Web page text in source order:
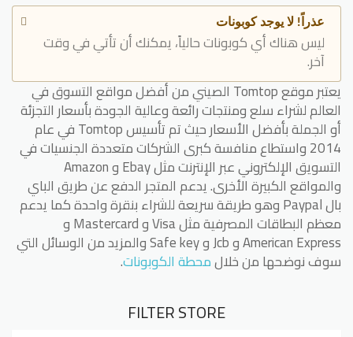
الكوبونات.
يتضمن TomTop الهواتف المحمولة والأجهزة اللوحية
وملحقات الهواتف
يشمل TomTop كل شيء عن أجهزة الكمبيوتر وملحقاتها
وملحقات الشبكات
يشمل TomTop سيارات RC وطائرة هليكوبتر RC وألعاب RC
وجميع فئات RC
يشمل الكاميرات العادية وكاميرات الفيديو وملحقاتها
التي تهم أي مصور
يشمل بطاريات الإنارة والكشافات وكل ما يتعلق بالإضاءة
يشمل TomTop كل شيء عن المنزل والديكور المنزلي
في TomTop ستجد ازياء رجالية ونسائية
ستجد كل ما يتعلق بالعناية بالبشرة والحفاظ على صحتها
TomTop لديه كل ما تحتاجه للتدريب والتمرين
ستجد جميع أجهزة الصوت والفيديو الخاصة بك على
عذراً! لا يوجد كوبونات
ليس هناك أي كوبونات حالياً، يمكنك أن تأتي في وقت
آخر.
يعتبر موقع Tomtop الصيني من أفضل مواقع التسوق في
العالم لشراء سلع ومنتجات رائعة وعالية الجودة بأسعار التجزئة
أو الجملة بأفضل الأسعار حيث تم تأسيس Tomtop في عام
2014 واستطاع منافسة كبرى الشركات متعددة الجنسيات في
التسويق الإلكتروني عبر الإنترنت مثل Ebay و Amazon
والمواقع الكبيرة الأخرى. يدعم المتجر الدفع عن طريق الباي
بال Paypal وهو طريقة سريعة للشراء بنقرة واحدة كما يدعم
معظم البطاقات المصرفية مثل Visa و Mastercard و
American Express و Jcb و Safe key والمزيد من الوسائل التي
سوف نوضحها من خلالمحطة الكوبونات.
FILTER STORE